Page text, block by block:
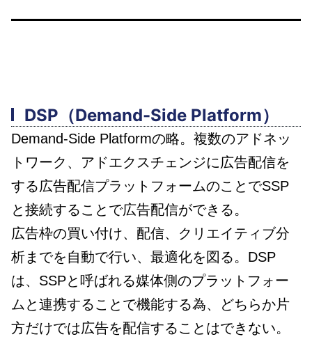
DSP （Demand-Side Platform）
Demand-Side Platformの略。複数のアドネッ
トワーク、アドエクスチェンジに広告配信を
する広告配信プラットフォームのことでSSP
と接続することで広告配信ができる。
広告枠の買い付け、配信、クリエイティブ分
析までを自動で行い、最適化を図る。DSP
は、SSPと呼ばれる媒体側のプラットフォー
ムと連携することで機能する為、どちらか片
方だけでは広告を配信することはできない。